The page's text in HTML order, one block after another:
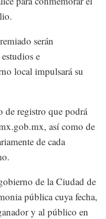
serán
e
local impulsará su
de registro que podrá
así como de
de cada
de la Ciudad de
pública cuya fecha,
y al público en